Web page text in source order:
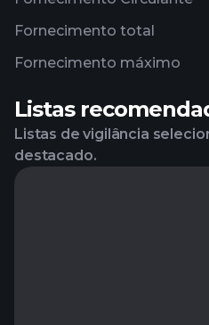
Fornecimento total
Fornecimento máximo
Listas
Listas de vigilância
destacado.